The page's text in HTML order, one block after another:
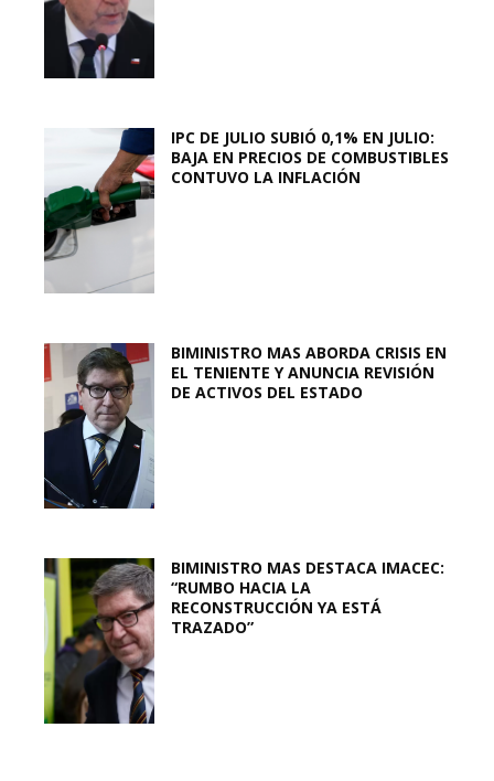
IPC DE JULIO SUBIÓ 0,1% EN JULIO:
BAJA EN PRECIOS DE COMBUSTIBLES
CONTUVO LA INFLACIÓN
BIMINISTRO MAS ABORDA CRISIS EN
EL TENIENTE Y ANUNCIA REVISIÓN
DE ACTIVOS DEL ESTADO
BIMINISTRO MAS DESTACA IMACEC:
“RUMBO HACIA LA
RECONSTRUCCIÓN YA ESTÁ
TRAZADO”